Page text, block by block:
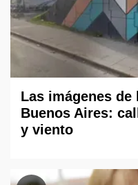
Las imágenes
Buenos Aires:
y viento